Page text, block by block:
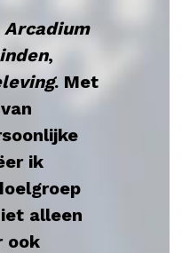
Arcadium
. Met
ik
alleen
ook